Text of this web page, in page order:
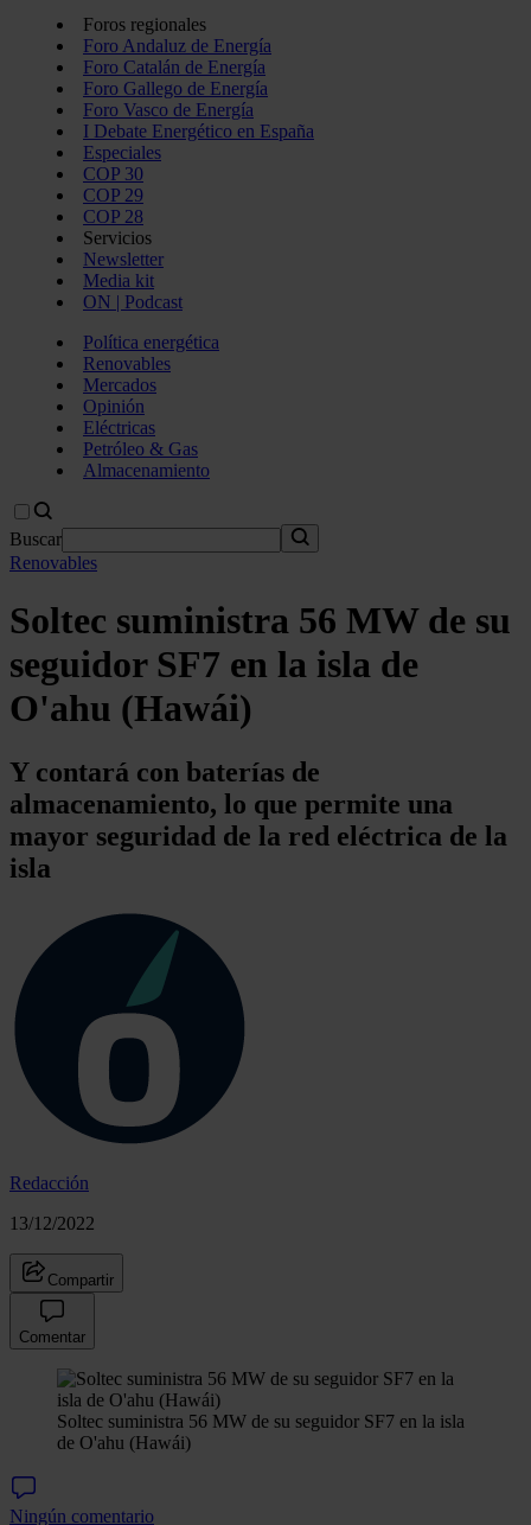
Foros regionales
Foro Andaluz de Energía
Foro Catalán de Energía
Foro Gallego de Energía
Foro Vasco de Energía
I Debate Energético en España
Especiales
COP 30
COP 29
COP 28
Servicios
Newsletter
Media kit
ON | Podcast
Política energética
Renovables
Mercados
Opinión
Eléctricas
Petróleo & Gas
Almacenamiento
Buscar
Renovables
Soltec suministra 56 MW de su
seguidor SF7 en la isla de
O'ahu (Hawái)
Y contará con baterías de
almacenamiento, lo que permite una
mayor seguridad de la red eléctrica de la
isla
Redacción
13/12/2022
Compartir
Comentar
Soltec suministra 56 MW de su seguidor SF7 en la isla
de O'ahu (Hawái)
Ningún comentario